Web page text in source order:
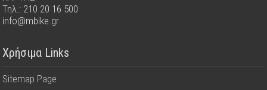
Τηλ.: 210 20 16 500
info@mbike.gr
Χρήσιμα Links
Sitemap Page